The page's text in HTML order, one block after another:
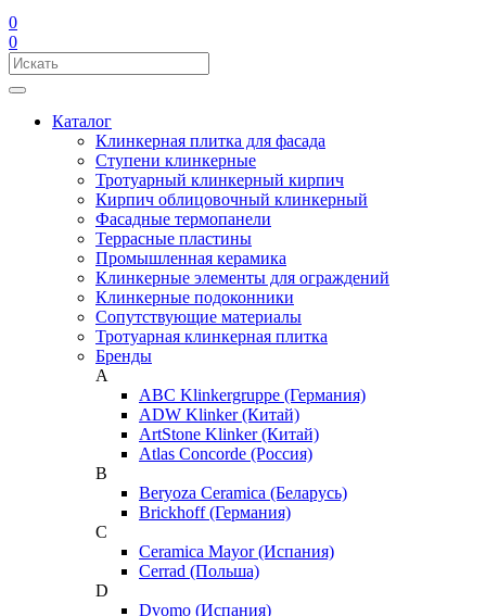
0
0
Каталог
Клинкерная плитка для фасада
Ступени клинкерные
Тротуарный клинкерный кирпич
Кирпич облицовочный клинкерный
Фасадные термопанели
Террасные пластины
Промышленная керамика
Клинкерные элементы для ограждений
Клинкерные подоконники
Сопутствующие материалы
Тротуарная клинкерная плитка
Бренды
A
ABC Klinkergruppe (Германия)
ADW Klinker (Китай)
ArtStone Klinker (Китай)
Atlas Concorde (Россия)
B
Beryoza Ceramica (Беларусь)
Brickhoff (Германия)
C
Ceramica Mayor (Испания)
Cerrad (Польша)
D
Dvomo (Испания)